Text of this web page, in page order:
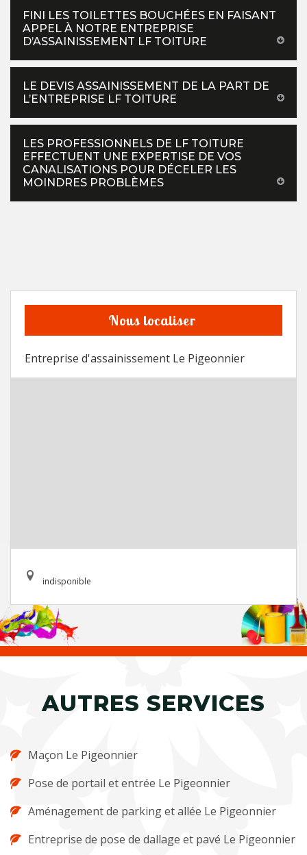
FINI LES TOILETTES BOUCHÉES EN FAISANT
APPEL À NOTRE ENTREPRISE
D’ASSAINISSEMENT LF TOITURE
LE DEVIS ASSAINISSEMENT DE LA PART DE
L’ENTREPRISE LF TOITURE
LES PROFESSIONNELS DE LF TOITURE
EFFECTUENT UNE EXPERTISE DE VOS
CANALISATIONS POUR DÉCELER LES
MOINDRES PROBLÈMES
Nous localiser
Entreprise d'assainissement Le Pigeonnier
indisponible
AUTRES SERVICES
Maçon Le Pigeonnier
Pose de portail et entrée Le Pigeonnier
Aménagement de parking et allée Le Pigeonnier
Entreprise de pose de dallage et pavé Le Pigeonnier